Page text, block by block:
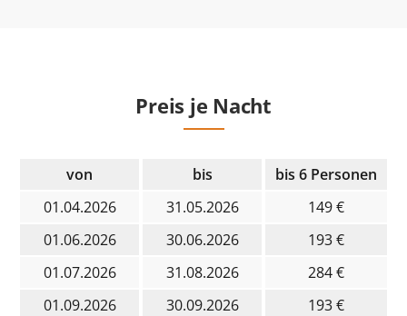
Preis je Nacht
von bis
bis 6 Personen
01.04.2026
31.05.2026
149 €
01.06.2026
30.06.2026
193 €
01.07.2026
31.08.2026
284 €
01.09.2026
30.09.2026
193 €